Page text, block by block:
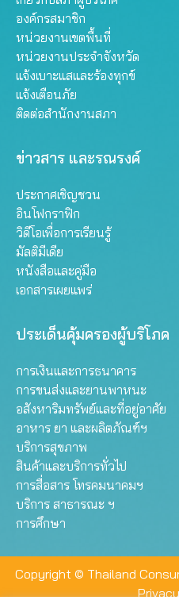
องค์กรสมาชิก
หน่วยงานเขตพื้นที่
หน่วยงานประจำจังหวัด
แจ้งเบาะแสและร้องทุกข์
แจ้งเตือนภัย
ติดต่อสำนักงานสภา
ข่าวสาร และรณรงค์
ประกาศเชิญชวน
อินโฟกราฟิก
วิดีโอเพื่อการเรียนรู้
มัลติมีเดีย
หนังสือและคู่มือ
เอกสารเผยแพร่
ประเด็นคุ้มครองผู้บริโภค
การเงินและการธนาคาร
การขนส่งและยานพาหนะ
อสังหาริมทรัพย์และที่อยู่อาศัย
อาหาร ยา และผลิตภัณฑ์ฯ
บริการสุขภาพ
สินค้าและบริการทั่วไป
การสื่อสาร โทรคมนาคมฯ
บริการ สาธารณะ ฯ
การศึกษา
Copyright © Thailand